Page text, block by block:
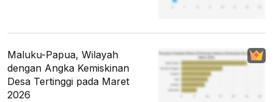
Maluku-Papua, Wilayah
dengan Angka Kemiskinan
Desa Tertinggi pada Maret
2026